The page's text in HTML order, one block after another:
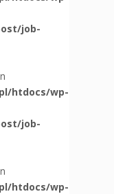
job-
htdocs/wp-
job-
htdocs/wp-